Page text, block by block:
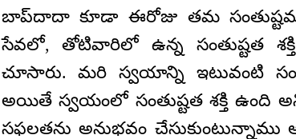
బాప్‍దాదా కూడా ఈరోజు తమ
సేవలో, తోటివారిలో ఉన్న సంతుష్టత
చూసారు. మరి స్వయాన్ని ఇటువంటి
అయితే స్వయంలో సంతుష్టత శక్తి
సఫలతను అనుభవం